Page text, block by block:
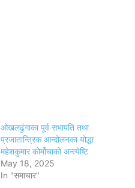
ओखलढुंगाका पूर्व सभापति तथा
प्रजातान्त्रिक आन्दोलनका योद्धा
महेशकुमार कोर्मोचाको अन्त्येष्टि
May 18, 2025
In "समाचार"